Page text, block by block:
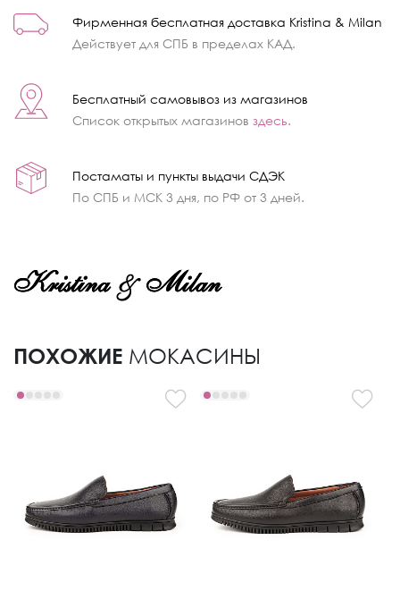
Фирменная бесплатная доставка Kristina & Milan
Действует для СПБ в пределах КАД.
Бесплатный самовывоз из магазинов
Список открытых магазинов здесь.
Постаматы и пункты выдачи СДЭК
По СПБ и МСК 3 дня, по РФ от 3 дней.
ПОХОЖИЕ МОКАСИНЫ